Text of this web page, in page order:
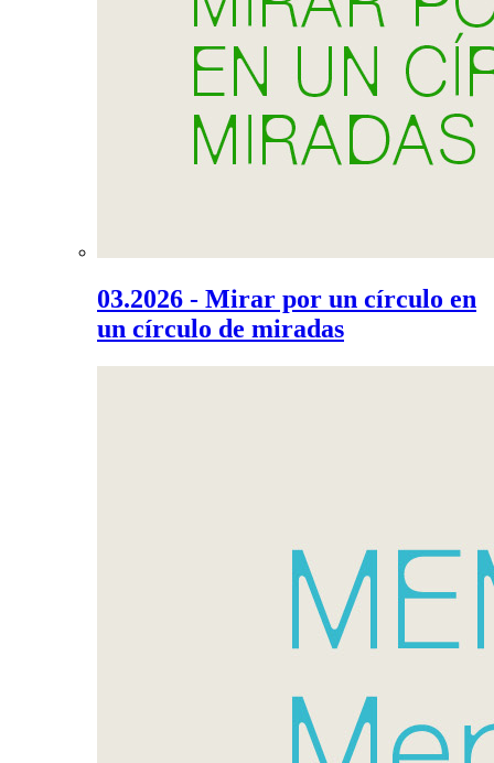
03.2026 - Mirar por un círculo en
un círculo de miradas